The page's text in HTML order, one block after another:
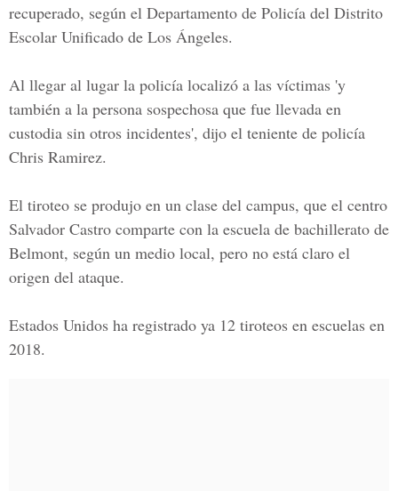
recuperado, según el Departamento de Policía del Distrito
Escolar Unificado de Los Ángeles.
Al llegar al lugar la policía localizó a las víctimas 'y
también a la persona sospechosa que fue llevada en
custodia sin otros incidentes', dijo el teniente de policía
Chris Ramirez.
El tiroteo se produjo en un clase del campus, que el centro
Salvador Castro comparte con la escuela de bachillerato de
Belmont, según un medio local, pero no está claro el
origen del ataque.
Estados Unidos ha registrado ya 12 tiroteos en escuelas en
2018.